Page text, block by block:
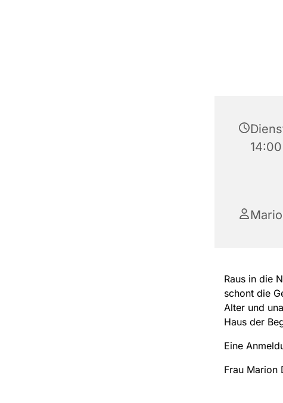
Raus in die
schont die
Alter und
Haus der
Eine
Frau Marion